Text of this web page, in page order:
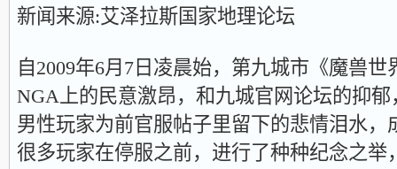
新闻来源:艾泽拉斯国家地理论坛
自2009年6月7日凌晨始，第九城市《魔兽世
NGA上的民意激昂，和九城官网论坛的抑
男性玩家为前官服帖子里留下的悲情泪水，
很多玩家在停服之前，进行了种种纪念之举